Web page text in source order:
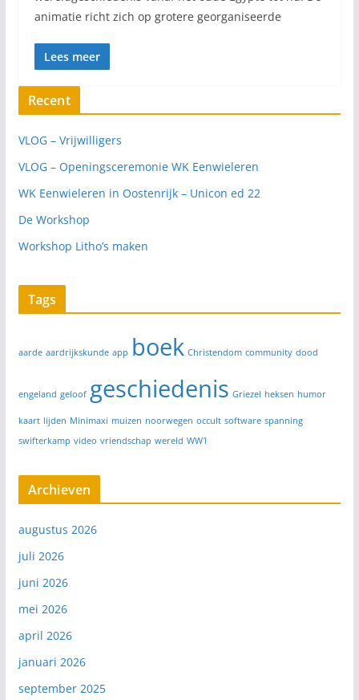
animatie richt zich op grotere georganiseerde
Lees meer
Recent
VLOG – Vrijwilligers
VLOG – Openingsceremonie WK Eenwieleren
WK Eenwieleren in Oostenrijk – Unicon ed 22
De Workshop
Workshop Litho’s maken
Tags
aarde aardrijkskunde app boek Christendom community dood
engeland geloof geschiedenis Griezel heksen humor
kaart lijden Minimaxi muizen noorwegen occult software spanning
swifterkamp video vriendschap wereld WW1
Archieven
augustus 2026
juli 2026
juni 2026
mei 2026
april 2026
januari 2026
september 2025